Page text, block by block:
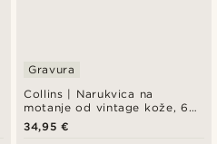
Collins | Narukvica na
motanje od vintage kože, 6
mm
Gravura
34,95 €